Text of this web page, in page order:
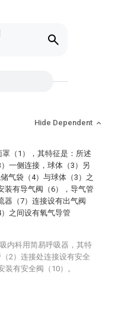
Hide Dependent
（1），其特征是：所述
一侧连接，球体（3）另
气袋（4）与球体（3）之
装有导气阀（6），导气管
器（7）连接设有出气阀
）之间设有氧气导管
内科用简易呼吸器，其特
2）连接处连接设有安全
有安全阀（10）。